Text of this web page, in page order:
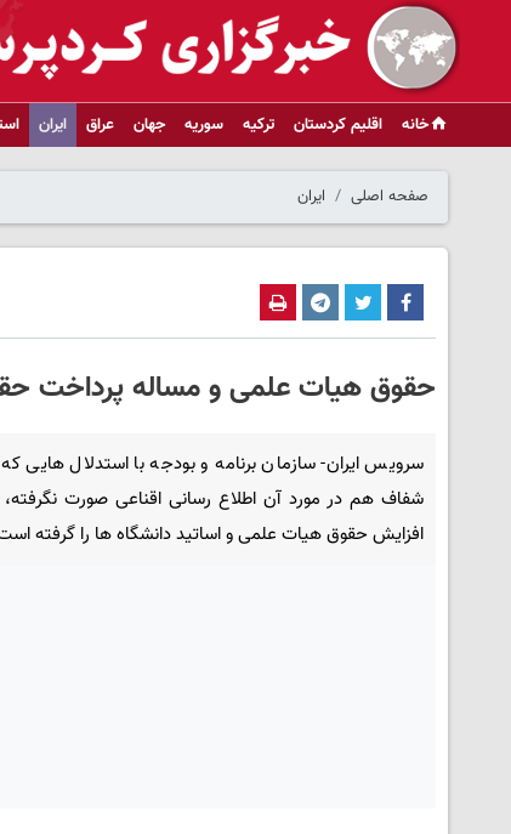
خانه اقلیم کردستان ترکیه سوریه جهان عراق ایران
صفحه اصلی ایران
حقوق هیات علمی و مساله پرداخت
سرویس ایران- سازمان برنامه و بودجه با استدلال هایی
شفاف هم در مورد آن اطلاع رسانی اقناعی صورت
افزایش حقوق هیات علمی و اساتید دانشگاه ها را گرفته